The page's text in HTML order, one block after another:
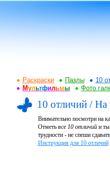
Раскраски Пазлы 10
Мультфильмы Фото
10 отличий / На
Внимательно посмотри на
Отметь все 10 отличийи ты
трудности - не спеши
Инструкция для 10 отличий